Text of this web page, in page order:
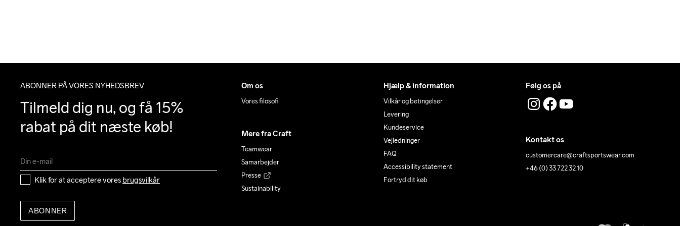
ABONNER PÅ VORES NYHEDSBREV
Tilmeld dig nu, og få 15%
rabat på dit næste køb!
Klik for at acceptere vores brugsvilkår
ABONNER
Om os
Vores filosofi
Mere fra Craft
Teamwear
Samarbejder
Presse
Sustainability
Hjælp & information
Vilkår og betingelser
Levering
Kundeservice
Vejledninger
FAQ
Accessibility statement
Fortryd dit køb
Følg os på
Kontakt os
customercare@craftsportswear.com
+46 (0) 33 722 32 10